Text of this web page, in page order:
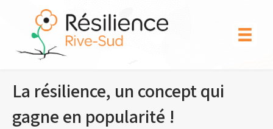
La résilience, un concept qui
gagne en popularité !